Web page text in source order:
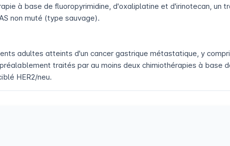
à base de fluoropyrimidine, d'oxaliplatine et d'irinotecan, un
non muté (type sauvage).
adultes atteints d'un cancer gastrique métastatique, y
traités par au moins deux chimiothérapies à base
HER2/neu.